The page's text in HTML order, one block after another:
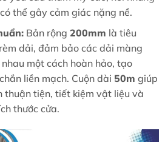
thể gây cảm giác nặng nề.
Bản rộng 200mm là tiêu
dải, đảm bảo các dải màng
một cách hoàn hảo, tạo
liền mạch. Cuộn dài 50m giúp
thuận tiện, tiết kiệm vật liệu và
thước cửa.